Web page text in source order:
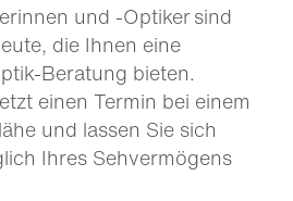
und -Optiker sind
die Ihnen eine
Beratung bieten.
einen Termin bei einem
und lassen Sie sich
Ihres Sehvermögens